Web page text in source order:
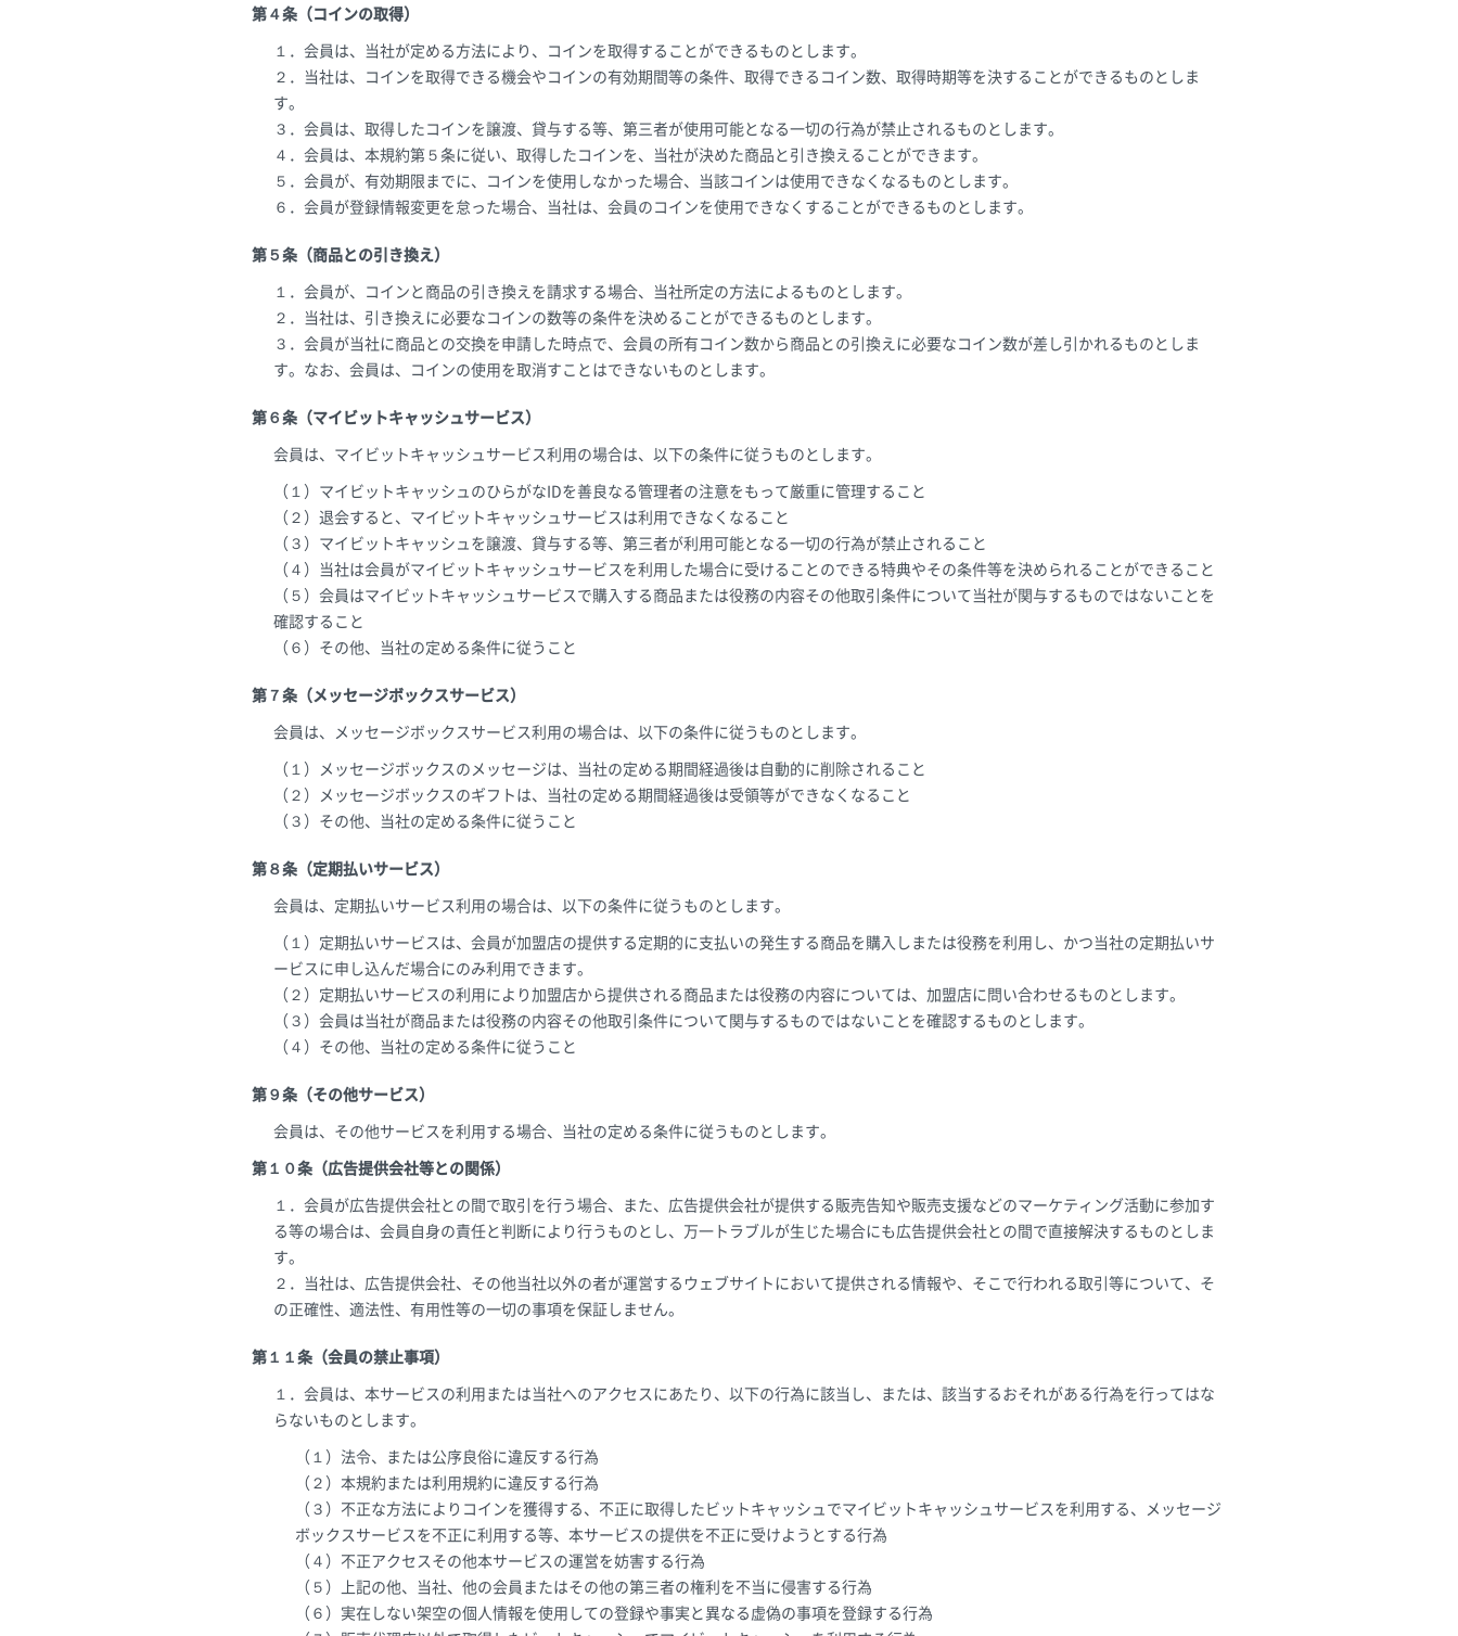
第４条（コインの取得）
１．会員は、当社が定める方法により、コインを取得することができるものとします。
２．当社は、コインを取得できる機会やコインの有効期間等の条件、取得できるコイン数、取得時期等を決することができるものとしま
す。
３．会員は、取得したコインを譲渡、貸与する等、第三者が使用可能となる一切の行為が禁止されるものとします。
４．会員は、本規約第５条に従い、取得したコインを、当社が決めた商品と引き換えることができます。
５．会員が、有効期限までに、コインを使用しなかった場合、当該コインは使用できなくなるものとします。
６．会員が登録情報変更を怠った場合、当社は、会員のコインを使用できなくすることができるものとします。
第５条（商品との引き換え）
１．会員が、コインと商品の引き換えを請求する場合、当社所定の方法によるものとします。
２．当社は、引き換えに必要なコインの数等の条件を決めることができるものとします。
３．会員が当社に商品との交換を申請した時点で、会員の所有コイン数から商品との引換えに必要なコイン数が差し引かれるものとしま
す。なお、会員は、コインの使用を取消すことはできないものとします。
第６条（マイビットキャッシュサービス）
会員は、マイビットキャッシュサービス利用の場合は、以下の条件に従うものとします。
（１）マイビットキャッシュのひらがなIDを善良なる管理者の注意をもって厳重に管理すること
（２）退会すると、マイビットキャッシュサービスは利用できなくなること
（３）マイビットキャッシュを譲渡、貸与する等、第三者が利用可能となる一切の行為が禁止されること
（４）当社は会員がマイビットキャッシュサービスを利用した場合に受けることのできる特典やその条件等を決められることができること
（５）会員はマイビットキャッシュサービスで購入する商品または役務の内容その他取引条件について当社が関与するものではないことを
確認すること
（６）その他、当社の定める条件に従うこと
第７条（メッセージボックスサービス）
会員は、メッセージボックスサービス利用の場合は、以下の条件に従うものとします。
（１）メッセージボックスのメッセージは、当社の定める期間経過後は自動的に削除されること
（２）メッセージボックスのギフトは、当社の定める期間経過後は受領等ができなくなること
（３）その他、当社の定める条件に従うこと
第８条（定期払いサービス）
会員は、定期払いサービス利用の場合は、以下の条件に従うものとします。
（１）定期払いサービスは、会員が加盟店の提供する定期的に支払いの発生する商品を購入しまたは役務を利用し、かつ当社の定期払いサ
ービスに申し込んだ場合にのみ利用できます。
（２）定期払いサービスの利用により加盟店から提供される商品または役務の内容については、加盟店に問い合わせるものとします。
（３）会員は当社が商品または役務の内容その他取引条件について関与するものではないことを確認するものとします。
（４）その他、当社の定める条件に従うこと
第９条（その他サービス）
会員は、その他サービスを利用する場合、当社の定める条件に従うものとします。
第１０条（広告提供会社等との関係）
１．会員が広告提供会社との間で取引を行う場合、また、広告提供会社が提供する販売告知や販売支援などのマーケティング活動に参加す
る等の場合は、会員自身の責任と判断により行うものとし、万一トラブルが生じた場合にも広告提供会社との間で直接解決するものとしま
す。
２．当社は、広告提供会社、その他当社以外の者が運営するウェブサイトにおいて提供される情報や、そこで行われる取引等について、そ
の正確性、適法性、有用性等の一切の事項を保証しません。
第１１条（会員の禁止事項）
１．会員は、本サービスの利用または当社へのアクセスにあたり、以下の行為に該当し、または、該当するおそれがある行為を行ってはな
らないものとします。
（１）法令、または公序良俗に違反する行為
（２）本規約または利用規約に違反する行為
（３）不正な方法によりコインを獲得する、不正に取得したビットキャッシュでマイビットキャッシュサービスを利用する、メッセージ
ボックスサービスを不正に利用する等、本サービスの提供を不正に受けようとする行為
（４）不正アクセスその他本サービスの運営を妨害する行為
（５）上記の他、当社、他の会員またはその他の第三者の権利を不当に侵害する行為
（６）実在しない架空の個人情報を使用しての登録や事実と異なる虚偽の事項を登録する行為